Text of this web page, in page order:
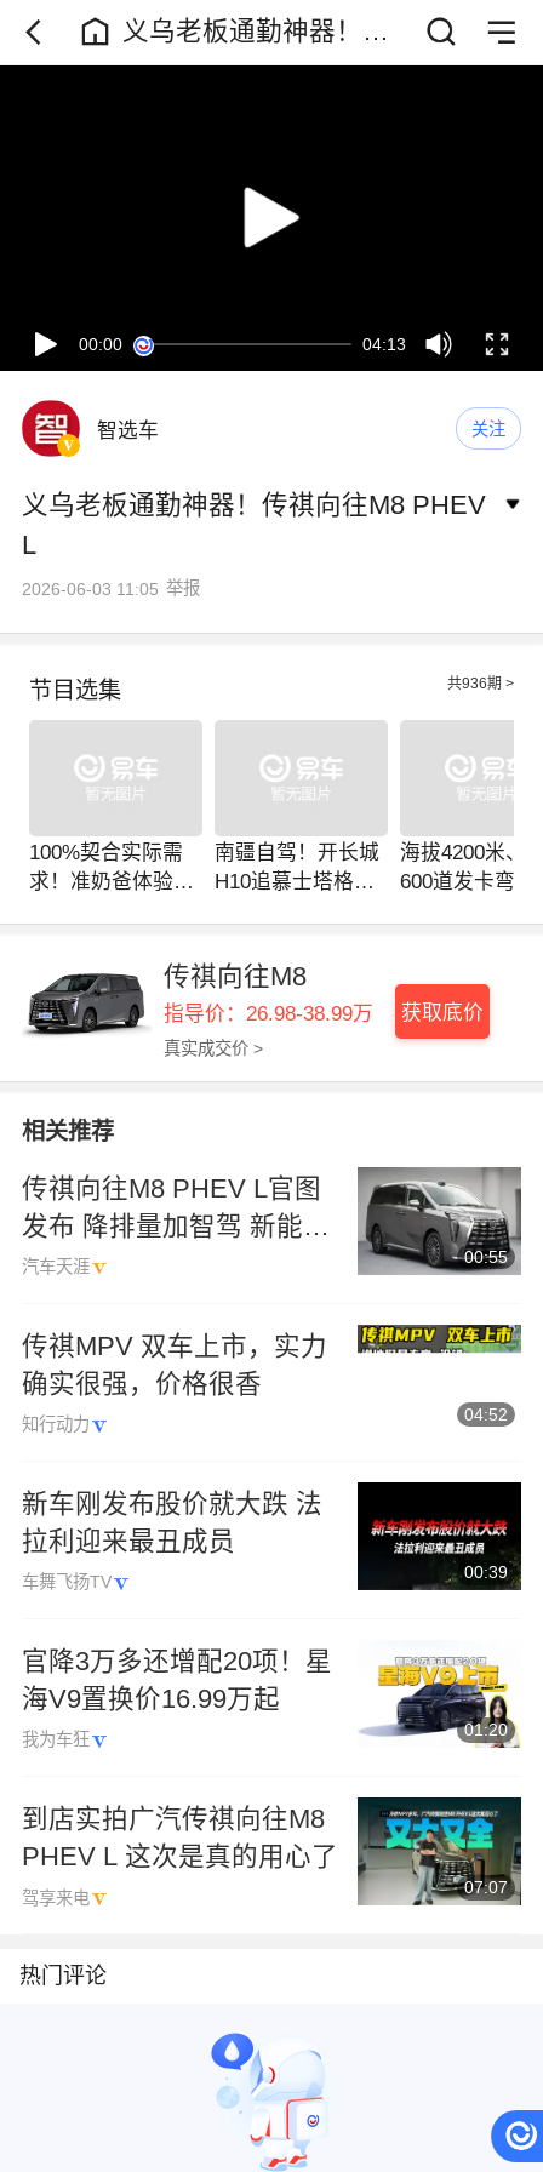
义乌老板通勤神器！传
祺向往M8 PHEV L
00:00 04:13
智选车 关注
义乌老板通勤神器！传祺向往M8 PHEV
L
2026-06-03 11:05 举报
节目选集 共936期 >
100%契合实际需
求！准奶爸体验全
南疆自驾！开长城
H10追慕士塔格日
海拔4200米、
600道发卡弯！
传祺向往M8
指导价：26.98-38.99万
真实成交价 >
获取底价
相关推荐
传祺向往M8 PHEV L官图
发布 降排量加智驾 新能源
MPV要变天？
汽车天涯
00:55
传祺MPV 双车上市，实力
确实很强，价格很香
知行动力
04:52
新车刚发布股价就大跌 法
拉利迎来最丑成员
车舞飞扬TV
00:39
官降3万多还增配20项！星
海V9置换价16.99万起
我为车狂
01:20
到店实拍广汽传祺向往M8
PHEV L 这次是真的用心了
驾享来电
07:07
热门评论